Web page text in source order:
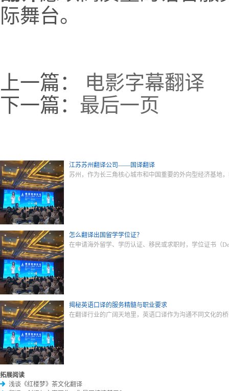
际舞台。
上一篇：
电影字幕翻译
下一篇： 最后一页
江苏苏州翻译公司——国译翻译
苏州，作为长三角核心城市和中国重要的外向型经济基地
怎么翻译出国留学学位证？
在申请海外留学、学历认证、移民或求职时，学位证书（
揭秘英语口译的服务精髓与职业要求
在翻译行业的广阔天地里，英语口译作为沟通不同文化的
拓展阅读
浅谈《红楼梦》茶文化翻译